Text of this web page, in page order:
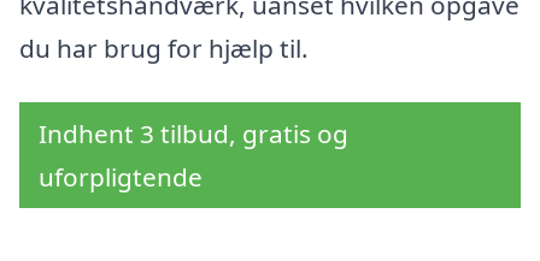
du har brug for hjælp til.
Indhent 3 tilbud, gratis og
uforpligtende